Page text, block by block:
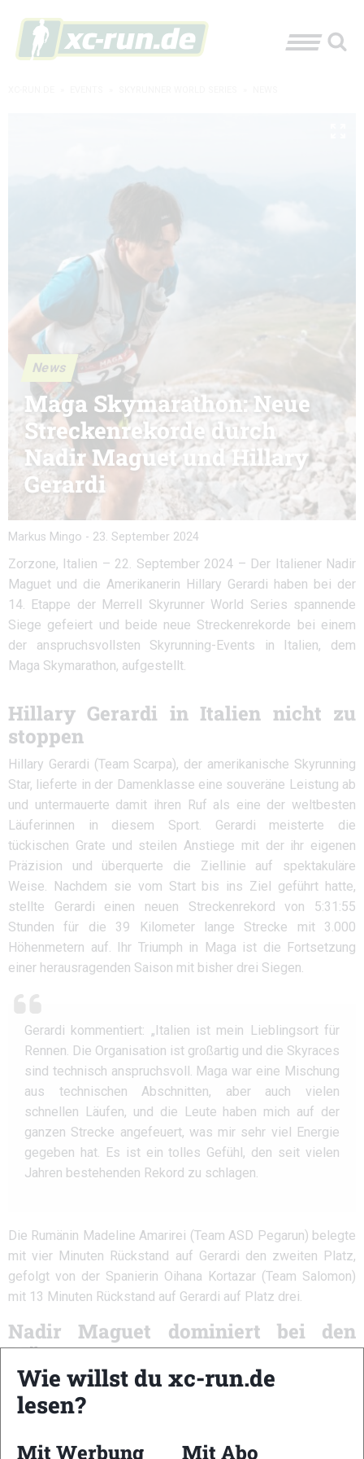
News
Maga Skymarathon: Neue
Streckenrekorde durch
Nadir Maguet und Hillary
Gerardi
Markus Mingo - 23. September 2024
Zorzone, Italien – 22. September 2024 – Der Italiener Nadir
Maguet und die Amerikanerin Hillary Gerardi haben bei der
14. Etappe der Merrell Skyrunner World Series spannende
Siege gefeiert und beide neue Streckenrekorde bei einem
der anspruchsvollsten Skyrunning-Events in Italien, dem
Maga Skymarathon, aufgestellt.
Hillary Gerardi in Italien nicht zu
stoppen
Hillary Gerardi (Team Scarpa), der amerikanische Skyrunning
Star, lieferte in der Damenklasse eine souveräne Leistung ab
und untermauerte damit ihren Ruf als eine der weltbesten
Läuferinnen in diesem Sport. Gerardi meisterte die
tückischen Grate und steilen Anstiege mit der ihr eigenen
Präzision und überquerte die Ziellinie auf spektakuläre
Weise. Nachdem sie vom Start bis ins Ziel geführt hatte,
stellte Gerardi einen neuen Streckenrekord von 5:31:55
Stunden für die 39 Kilometer lange Strecke mit 3.000
Höhenmetern auf. Ihr Triumph in Maga ist die Fortsetzung
einer herausragenden Saison mit bisher drei Siegen.
Gerardi kommentiert: „Italien ist mein Lieblingsort für
Rennen. Die Organisation ist großartig und die Skyraces
sind technisch anspruchsvoll. Maga war eine Mischung
aus technischen Abschnitten, aber auch vielen
schnellen Läufen, und die Leute haben mich auf der
ganzen Strecke angefeuert, was mir sehr viel Energie
gegeben hat. Es ist ein tolles Gefühl, den seit vielen
Jahren bestehenden Rekord zu schlagen.
Die Rumänin Madeline Amarirei (Team ASD Pegarun) belegte
mit vier Minuten Rückstand auf Gerardi den zweiten Platz,
gefolgt von der Spanierin Oihana Kortazar (Team Salomon)
mit 13 Minuten Rückstand auf Gerardi auf Platz drei.
Nadir Maguet dominiert bei den
Männern
Bei den Männern setzte sich der italienische Skyrunner Nadir
Maguet (Team La Sportiva) gegen die Konkurrenz durch,
angeführt hatte. Maguets makellose Leistung wurde mit
Wie willst du xc-run.de
lesen?
Mit Werbung
Mit Abo